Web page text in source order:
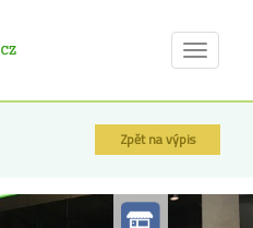
Toggle
Zpět na výpis